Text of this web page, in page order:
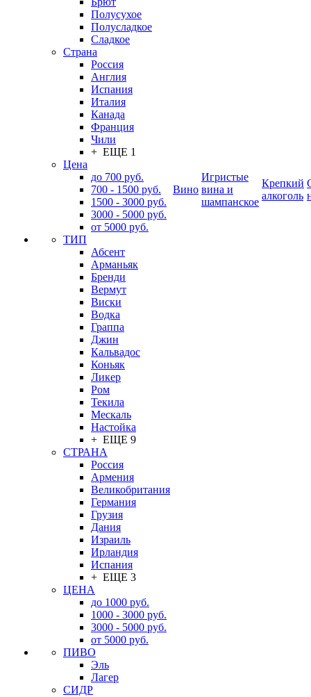
Полусухое
Полусладкое
Сладкое
Страна
Россия
Англия
Испания
Италия
Канада
Франция
Чили
+ ЕЩЕ 1
Цена
до 700 руб.
700 - 1500 руб.
1500 - 3000 руб.
3000 - 5000 руб.
от 5000 руб.
ТИП
Абсент
Арманьяк
Бренди
Вермут
Виски
Водка
Граппа
Джин
Кальвадос
Коньяк
Ликер
Ром
Текила
Мескаль
Настойка
+ ЕЩЕ 9
СТРАНА
Россия
Армения
Великобритания
Германия
Грузия
Дания
Израиль
Ирландия
Испания
+ ЕЩЕ 3
ЦЕНА
до 1000 руб.
1000 - 3000 руб.
3000 - 5000 руб.
от 5000 руб.
ПИВО
Эль
Лагер
СИДР
Вино
Игристые
вина и
шампанское
Крепкий
алкоголь